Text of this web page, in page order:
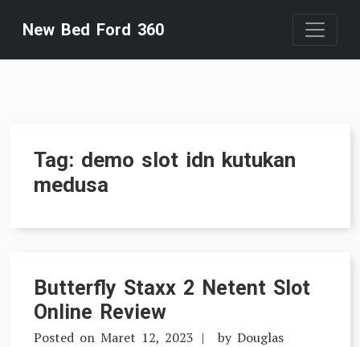
content
New Bed Ford 360
Tag: demo slot idn kutukan
medusa
Butterfly Staxx 2 Netent Slot
Online Review
Posted on Maret 12, 2023 by Douglas